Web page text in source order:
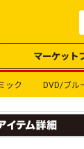
マーケット
ック DVD/ブル